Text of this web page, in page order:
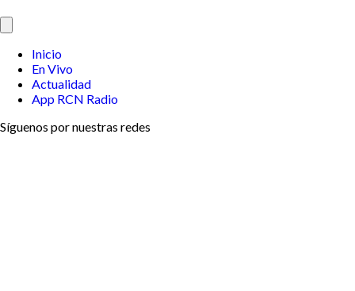
Inicio
En Vivo
Actualidad
App RCN Radio
Síguenos por nuestras redes